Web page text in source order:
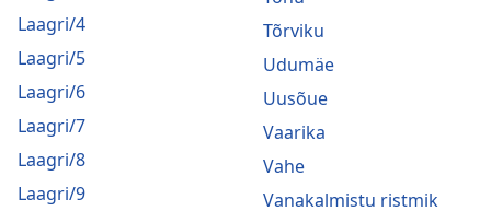
Laagri/4
Laagri/5
Laagri/6
Laagri/7
Laagri/8
Laagri/9
Tõrviku
Udumäe
Uusõue
Vaarika
Vahe
Vanakalmistu ristmik